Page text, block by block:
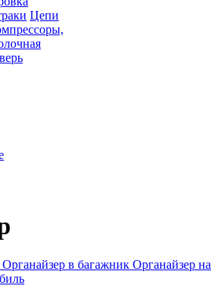
Цепи
Органайзер в багажник Органайзер на